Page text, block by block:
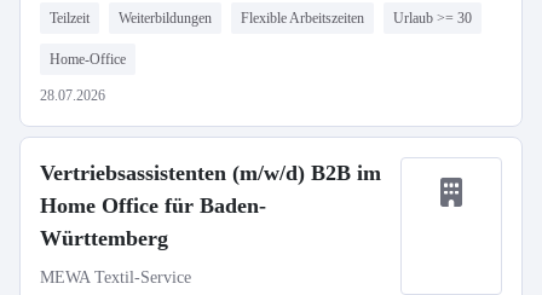
Teilzeit Weiterbildungen Flexible Arbeitszeiten Urlaub >= 30
Home-Office
28.07.2026
Vertriebsassistenten (m/w/d) B2B im
Home Office für Baden-
Württemberg
MEWA Textil-Service